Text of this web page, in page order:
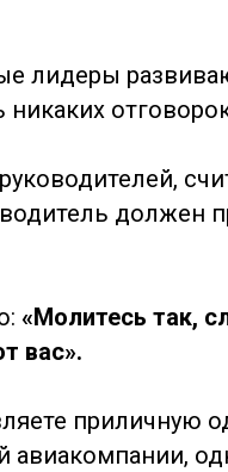
должен
«Молитесь так,
вас».
приличную
авиакомпании,